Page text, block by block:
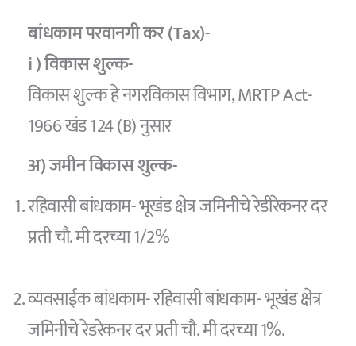
बांधकाम परवानगी कर (Tax)-
i ) विकास शुल्क-
विकास शुल्क हे नगरविकास विभाग, MRTP Act-
1966 खंड 124 (B) नुसार
अ) जमीन विकास शुल्क-
रहिवासी बांधकाम- भूखंड क्षेत्र जमिनीचे रेडीरेकनर दर
प्रती चौ. मी दरच्या 1/2%
व्यवसाईक बांधकाम- रहिवासी बांधकाम- भूखंड क्षेत्र
जमिनीचे रेडरेकनर दर प्रती चौ. मी दरच्या 1%.